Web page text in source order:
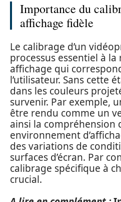
Importance du
affichage fidèle
Le calibrage d’un
processus essentiel à la
affichage qui
l’utilisateur. Sans cette
dans les couleurs
survenir. Par exemple,
être rendu comme un
ainsi la compréhension
environnement
des variations de
surfaces d’écran. Par
calibrage spécifique à
crucial.